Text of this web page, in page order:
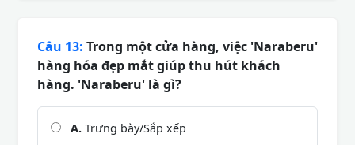
Câu 13: Trong một cửa hàng, việc 'Naraberu'
hàng hóa đẹp mắt giúp thu hút khách
hàng. 'Naraberu' là gì?
A. Trưng bày/Sắp xếp